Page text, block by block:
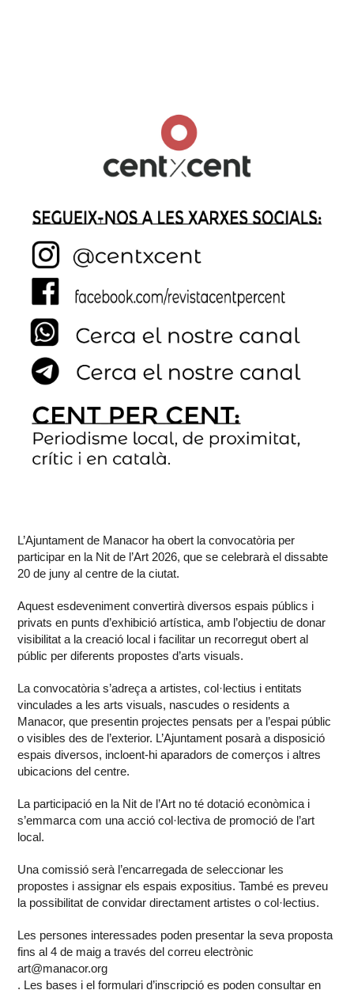
L’Ajuntament de Manacor ha obert la convocatòria per
participar en la Nit de l’Art 2026, que se celebrarà el dissabte
20 de juny al centre de la ciutat.
Aquest esdeveniment convertirà diversos espais públics i
privats en punts d’exhibició artística, amb l’objectiu de donar
visibilitat a la creació local i facilitar un recorregut obert al
públic per diferents propostes d’arts visuals.
La convocatòria s’adreça a artistes, col·lectius i entitats
vinculades a les arts visuals, nascudes o residents a
Manacor, que presentin projectes pensats per a l’espai públic
o visibles des de l’exterior. L’Ajuntament posarà a disposició
espais diversos, incloent-hi aparadors de comerços i altres
ubicacions del centre.
La participació en la Nit de l’Art no té dotació econòmica i
s’emmarca com una acció col·lectiva de promoció de l’art
local.
Una comissió serà l’encarregada de seleccionar les
propostes i assignar els espais expositius. També es preveu
la possibilitat de convidar directament artistes o col·lectius.
Les persones interessades poden presentar la seva proposta
fins al 4 de maig a través del correu electrònic
art@manacor.org
. Les bases i el formulari d’inscripció es poden consultar en